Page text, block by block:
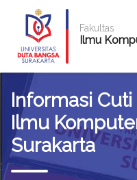
Fakultas
Ilmu
Informasi
Ilmu
Surakarta